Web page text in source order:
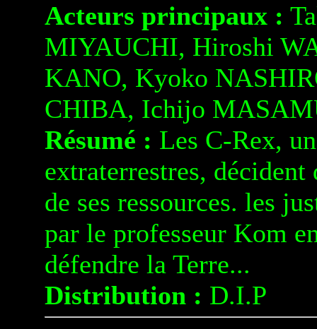
Acteurs principaux :
MIYAUCHI, Hiroshi
KANO, Kyoko
CHIBA, Ichijo
Résumé : Les C-Rex,
extraterrestres,
de ses ressources. les
par le professeur Kom
défendre la Terre...
Distribution : D.I.P